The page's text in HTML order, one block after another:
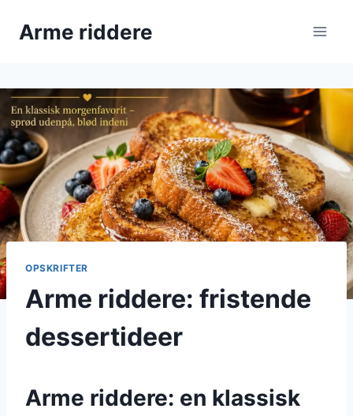
Arme riddere
OPSKRIFTER
Arme riddere: fristende
dessertideer
Arme riddere: en klassisk